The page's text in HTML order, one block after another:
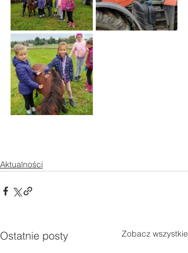
Aktualności
Ostatnie posty Zobacz wszystkie